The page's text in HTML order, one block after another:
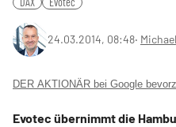
24.03.2014, 08:48‧
DER AKTIONÄR bei Google
Evotec übernimmt die